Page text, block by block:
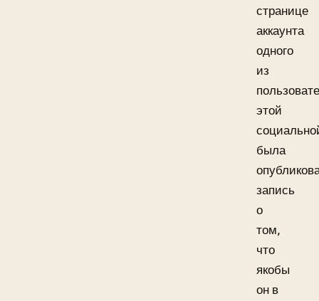
странице
аккаунта
одного
из
этой
была
запись
о
том,
что
якобы
он в